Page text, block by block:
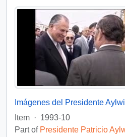
Item · 1993-10
Part of Presidente Patricio